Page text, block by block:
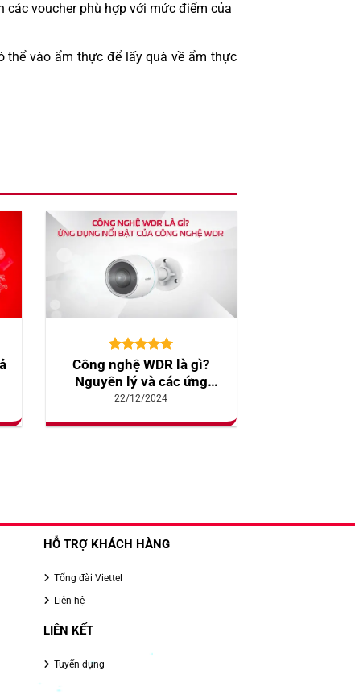
các voucher phù hợp với mức điểm của
thể vào ẩm thực để lấy quà về ẩm thực
5.00trên 5
dựa trên
10
đánh giá
Công nghệ WDR là gì?
Nguyên lý và các ứng
dụng nổi bật
22/12/2024
HỖ TRỢ KHÁCH HÀNG
Tổng đài Viettel
Liên hệ
LIÊN KẾT
Tuyển dụng